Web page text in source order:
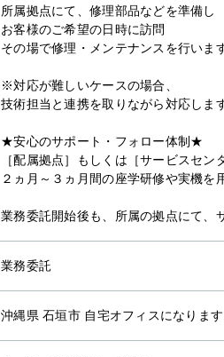
所属拠点にて、修理部品などを準備し
お客様のご希望の日時に訪問
その場で修理・メンテナンスを行いま
※対応が難しいケースの場合、
技術担当と連携を取りながら対応しま
★安心のサポート・フォロー体制★
［配属拠点］もしくは［サービスセン
２ヵ月～３ヵ月間の座学研修や実機を
業務委託開始後も、所属の拠点にて、
業務委託
沖縄県 石垣市 自宅オフィスになります